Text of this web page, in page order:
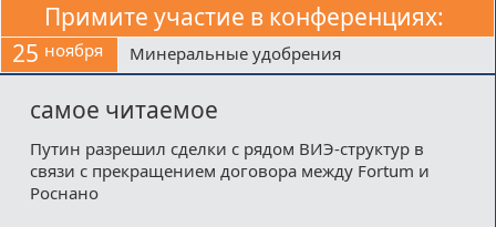
Примите участие в конференциях:
25 ноября Минеральные удобрения
самое читаемое
Путин разрешил сделки с рядом ВИЭ-структур в
связи с прекращением договора между Fortum и
Роснано